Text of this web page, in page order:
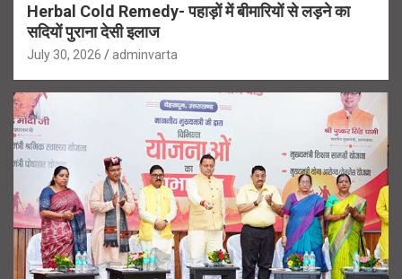
Herbal Cold Remedy- पहाड़ों में बीमारियों से लड़ने का
सदियों पुराना देसी इलाज
July 30, 2026 adminvarta